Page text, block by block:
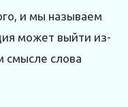
и мы называем
может выйти из-
смысле слова